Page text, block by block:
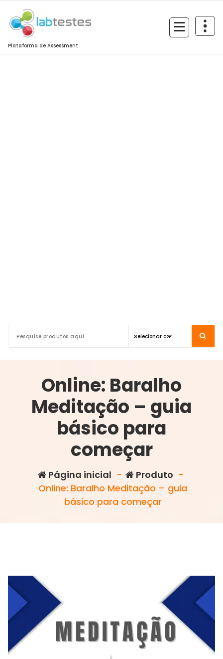
Plataforma de Assessment
Online: Baralho
Meditação – guia
básico para
começar
Página inicial - Produto -
Online: Baralho Meditação – guia
básico para começar